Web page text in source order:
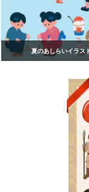
夏のあしらいイラス